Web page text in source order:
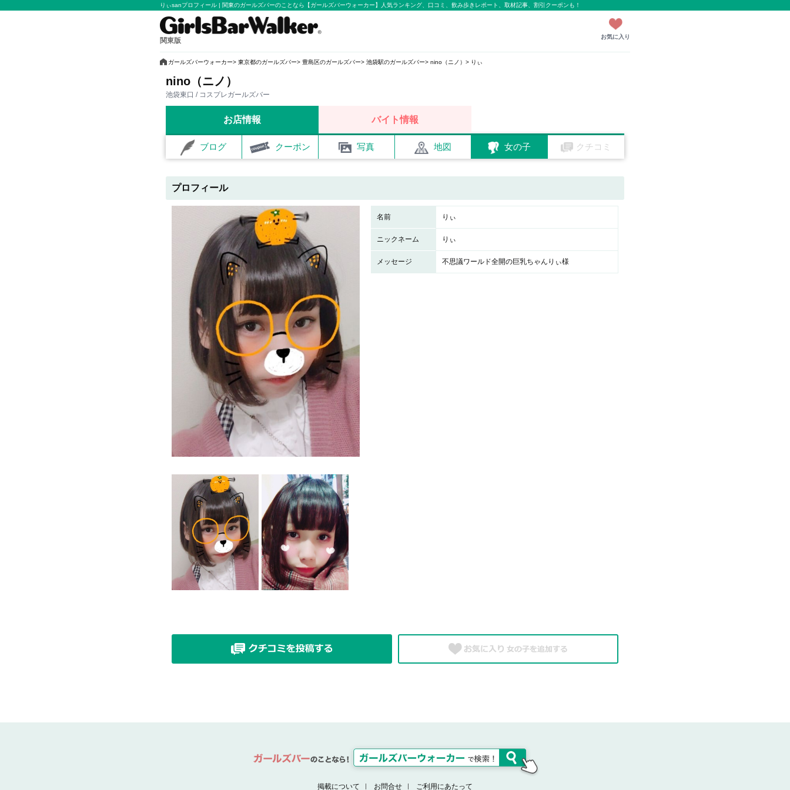
りぃsanプロフィール | 関東のガールズバーのことなら【ガールズバーウォーカー】人気ランキング、口コミ、飲み歩きレポート、取材記事、割引クーポンも！
関東版 お気に入り
ガールズバーウォーカー 東京都のガールズバー 豊島区のガールズバー 池袋駅のガールズバー nino（ニノ） りぃ
nino（ニノ）
池袋東口 / コスプレガールズバー
お店情報 バイト情報
ブログ クーポン 写真 地図 女の子 クチコミ
プロフィール
名前 りぃ
ニックネーム りぃ
メッセージ 不思議ワールド全開の巨乳ちゃんりぃ様
掲載について お問合せ ご利用にあたって